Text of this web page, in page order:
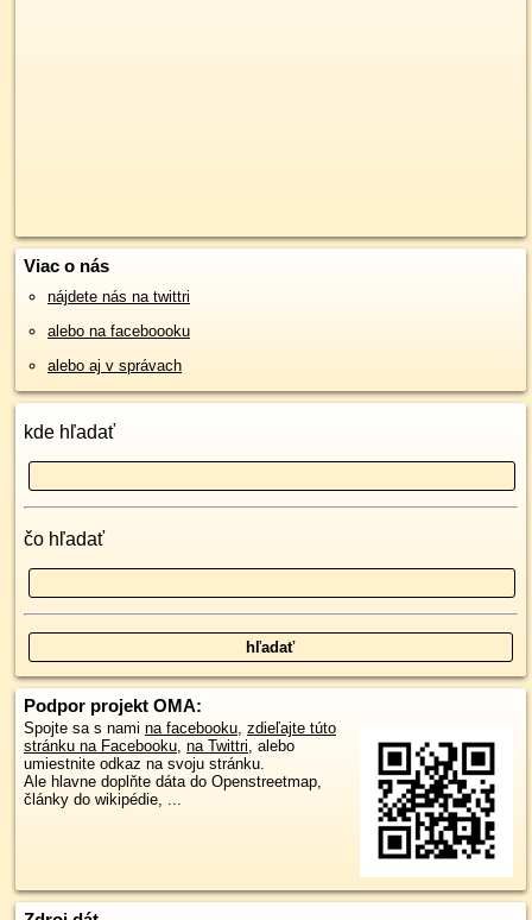
Viac o nás
nájdete nás na twittri
alebo na faceboooku
alebo aj v správach
kde hľadať
čo hľadať
Podpor projekt OMA:
Spojte sa s nami na facebooku, zdieľajte túto
stránku na Facebooku, na Twittri, alebo
umiestnite odkaz na svoju stránku.
Ale hlavne doplňte dáta do Openstreetmap,
články do wikipédie, ...